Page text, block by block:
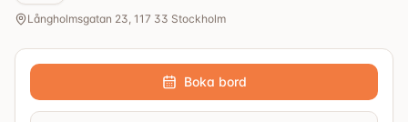
Långholmsgatan 23, 117 33 Stockholm
Boka bord